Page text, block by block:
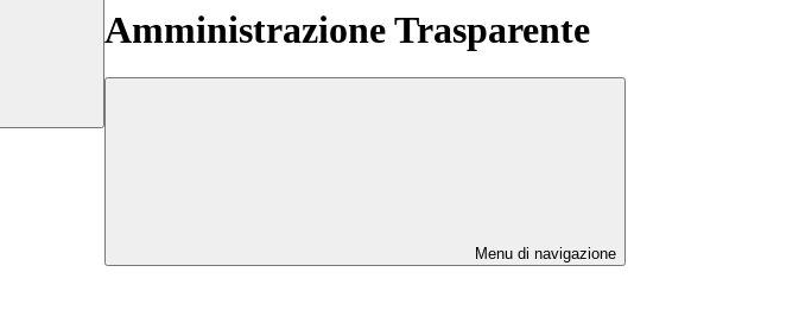
Amministrazione Trasparente
Menu di navigazione